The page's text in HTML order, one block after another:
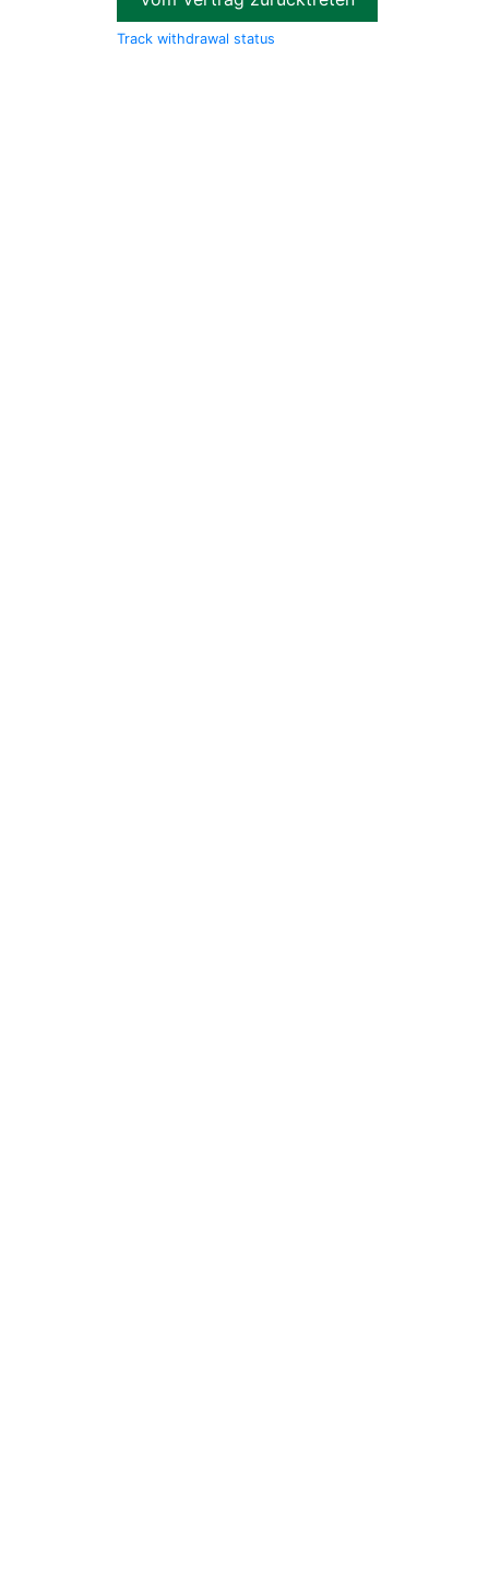
Track withdrawal status